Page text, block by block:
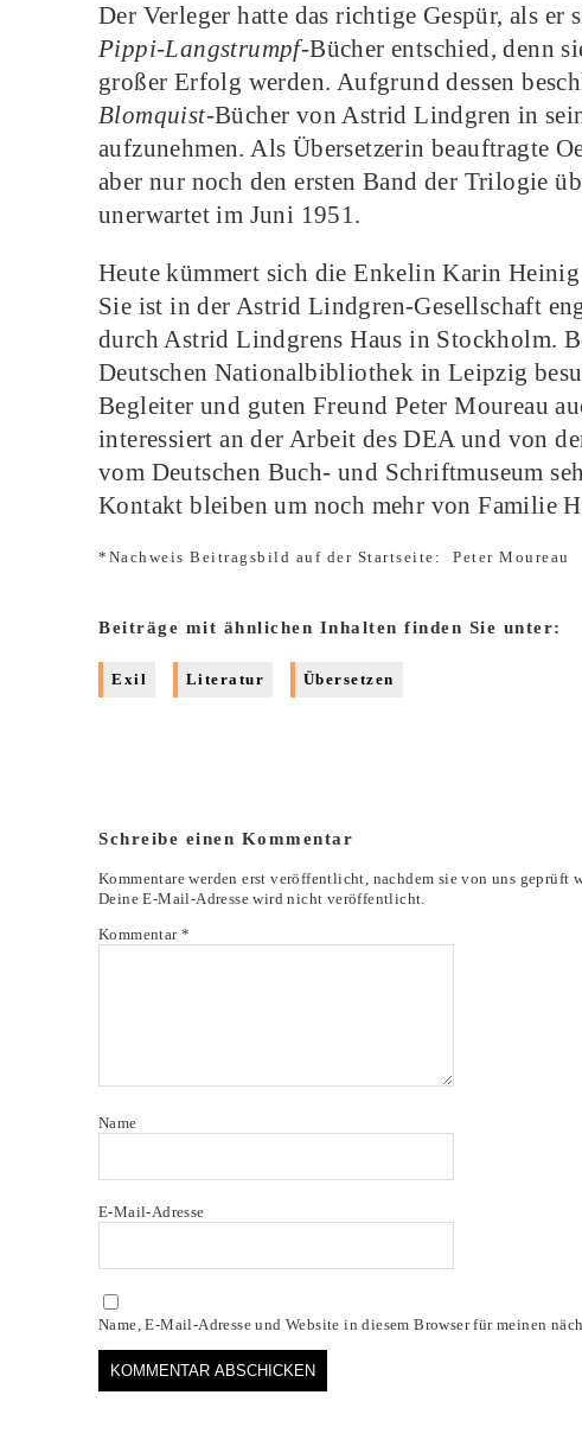
Der Verleger hatte das richtige Gespür, als er
Pippi-Langstrumpf-Bücher entschied, denn
großer Erfolg werden. Aufgrund dessen
Blomquist-Bücher von Astrid Lindgren in
aufzunehmen. Als Übersetzerin beauftragte
aber nur noch den ersten Band der Trilogie
unerwartet im Juni 1951.
Heute kümmert sich die Enkelin Karin
Sie ist in der Astrid Lindgren-Gesellschaft
durch Astrid Lindgrens Haus in Stockholm.
Deutschen Nationalbibliothek in Leipzig
Begleiter und guten Freund Peter Moureau
interessiert an der Arbeit des DEA und von
vom Deutschen Buch- und Schriftmuseum
Kontakt bleiben um noch mehr von Familie
*Nachweis Beitragsbild auf der Startseite: Peter Moureau
Beiträge mit ähnlichen Inhalten finden Sie unter:
Exil Literatur Übersetzen
Schreibe einen Kommentar
Kommentare werden erst veröffentlicht, nachdem sie von uns geprüft
Deine E-Mail-Adresse wird nicht veröffentlicht.
Kommentar*
Name
E-Mail-Adresse
Name, E-Mail-Adresse und Website in diesem Browser für meinen